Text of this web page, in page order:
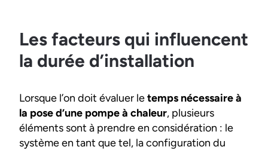
Les facteurs qui influencent
la durée d’installation
Lorsque l’on doit évaluer letemps nécessaire à
la pose d’une pompe à chaleur, plusieurs
éléments sont à prendre en considération : le
système en tant que tel, la configuration du